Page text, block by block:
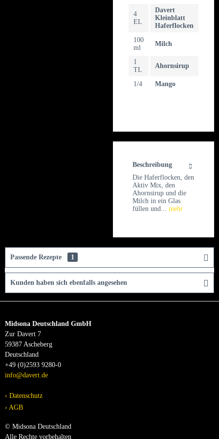
4
EL
Davert
Kleinblatt
Haferflocken
100
ml
Milch
1
TL
Ahornsirup
1/4 Mango
Beschreibung
Die Haferflocken, den
Aktiv Mix, den
Ahornsirup und die
Milch in ein Glas
füllen und... mehr
Passende Rezepte 1
Kunden haben sich ebenfalls angesehen
Midsona Deutschland GmbH
Zur Davert 7
59387 Ascheberg
Deutschland
+49 (0)2593 9280-0
info@davert.de
Datenschutz
AGB
© Midsona Deutschland
Alle Rechte vorbehalten